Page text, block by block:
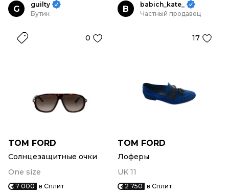
G
guilty
Бутик
0
TOM FORD
Солнцезащитные очки
One size
7 000 в Сплит
B
babich_kate_
Частный продавец
17
TOM FORD
Лоферы
UK 11
2 750 в Сплит